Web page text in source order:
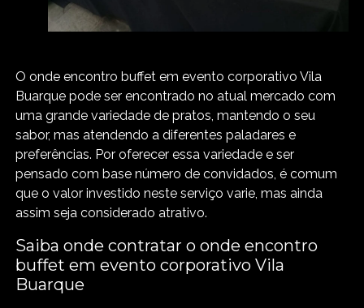
O onde encontro buffet em evento corporativo Vila
Buarque pode ser encontrado no atual mercado com
uma grande variedade de pratos, mantendo o seu
sabor, mas atendendo a diferentes paladares e
preferências. Por oferecer essa variedade e ser
pensado com base número de convidados, é comum
que o valor investido neste serviço varie, mas ainda
assim seja considerado atrativo.
Saiba onde contratar o onde encontro
buffet em evento corporativo Vila
Buarque